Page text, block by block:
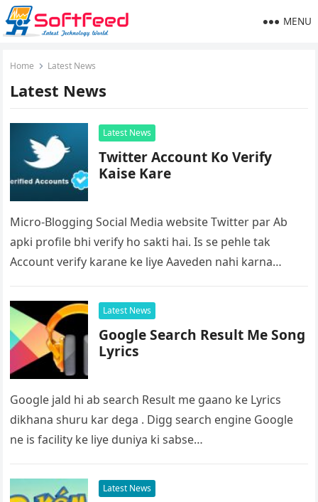
MENU
Home Latest News
Latest News
Latest News
Twitter Account Ko Verify
Kaise Kare
Micro-Blogging Social Media website Twitter par Ab
apki profile bhi verify ho sakti hai. Is se pehle tak
Account verify karane ke liye Aaveden nahi karna
Latest News
Google Search Result Me Song
Lyrics
Google jald hi ab search Result me gaano ke Lyrics
dikhana shuru kar dega . Digg search engine Google
ne is facility ke liye duniya ki sabse…
Latest News